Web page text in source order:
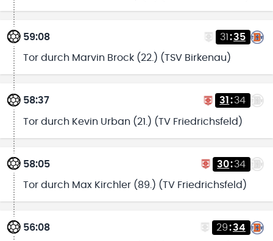
59:08 31 :35
Tor durch Marvin Brock (22.) (TSV Birkenau)
58:37 31 :34
Tor durch Kevin Urban (21.) (TV Friedrichsfeld)
58:05 30:34
Tor durch Max Kirchler (89.) (TV Friedrichsfeld)
56:08 29:34